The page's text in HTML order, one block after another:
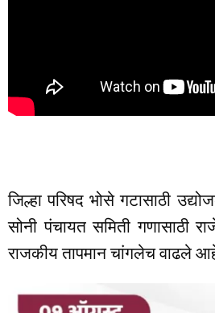
जिल्हा परिषद भोसे गटासाठी
सोनी पंचायत समिती गणासाठी
राजकीय तापमान चांगलेच वाढले